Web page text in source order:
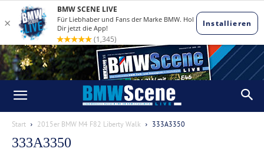
Start 2015er BMW M4 F82 Liberty Walk 333A3350
333A3350